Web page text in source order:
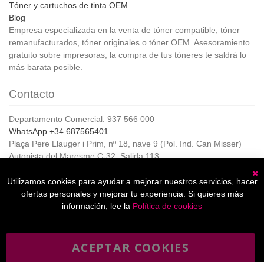
Tóner y cartuchos de tinta OEM
Blog
Empresa especializada en la venta de tóner compatible, tóner
remanufacturados, tóner originales o tóner OEM. Asesoramiento
gratuito sobre impresoras, la compra de tus tóneres te saldrá lo
más barata posible.
Contacto
Departamento Comercial: 937 566 000
WhatsApp +34 687565401
Plaça Pere Llauger i Prim, nº 18, nave 9 (Pol. Ind. Can Misser)
Autopista del Maresme C-32, Salida 113
Horario de Atención al cliente:
De lunes a jueves de 8:00 a 17:00,
Viernes de 8:00 a 15:00
Utilizamos cookies para ayudar a mejorar nuestros servicios, hacer
ofertas personales y mejorar tu experiencia. Si quieres más
información, lee la Política de cookies
ACEPTAR COOKIES